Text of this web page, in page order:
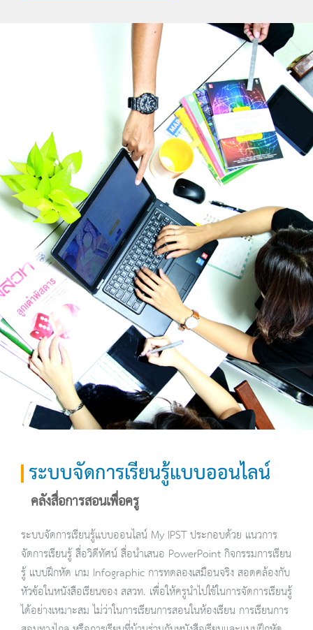
ระบบจัดการเรียนรู้แบบออนไลน์
คลังสื่อการสอนเพื่อครู
ระบบจัดการเรียนรู้แบบออนไลน์ My IPST ประกอบด้วย แนวการ
จัดการเรียนรู้ สื่อวิดีทัศน์ สื่อนำเสนอ PowerPoint กิจกรรมการเรียน
รู้ แบบฝึกหัด เกม Infographic การทดลองเสมือนจริง สอดคล้องกับ
หัวข้อในหนังสือเรียนของ สสวท. เพื่อให้ครูนำไปใช้ในการจัดการเรียนรู้
ได้อย่างเหมาะสม ไม่ว่าในการเรียนการสอนในห้องเรียน การเรียนการ